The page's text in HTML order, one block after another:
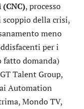
, processo
della crisi,
meno
per i
fatto domanda)
GT Talent Group,
Automation
,Mondo TV,